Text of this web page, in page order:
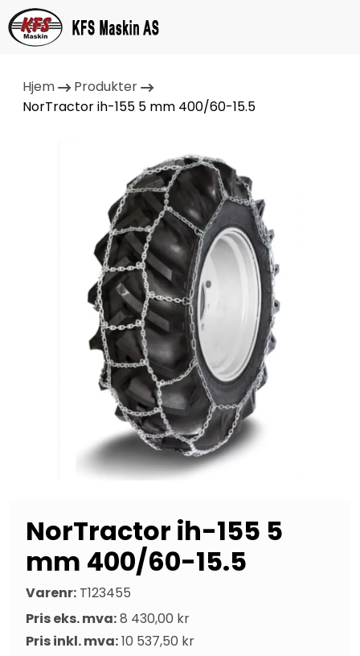
Hjem
Produkter
NorTractor ih-155 5 mm 400/60-15.5
NorTractor ih-155 5
mm 400/60-15.5
Varenr: T123455
Pris eks. mva:8 430,00 kr
Pris inkl. mva:10 537,50 kr